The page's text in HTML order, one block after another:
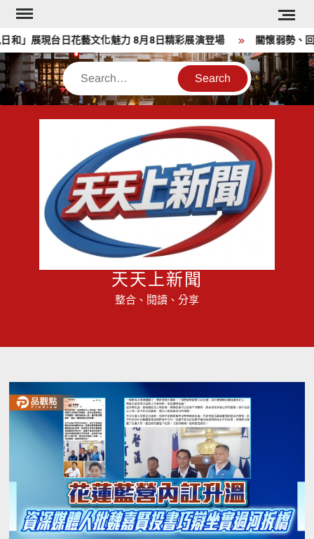
Skip
content展現台日花藝文化魅力 8月8日精彩展演登場 關懷弱勢、回
Search
天天上新聞
整合、閱讀、分享